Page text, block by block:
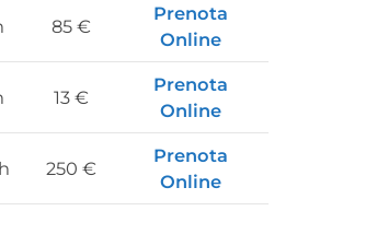
85 €
Prenota
Online
13 €
Prenota
Online
250 €
Prenota
Online